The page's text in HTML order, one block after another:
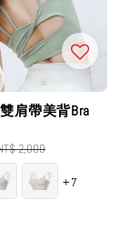
雙肩帶美背Bra
2,000
+7